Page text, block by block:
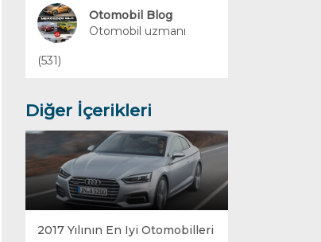
Otomobil Blog
Otomobil uzmanı
(531)
Diğer İçerikleri
2017 Yılının En Iyi Otomobilleri